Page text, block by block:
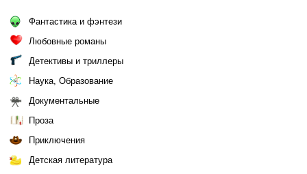
Фантастика и фэнтези
Любовные романы
Детективы и триллеры
Наука, Образование
Документальные
Проза
Приключения
Детская литература